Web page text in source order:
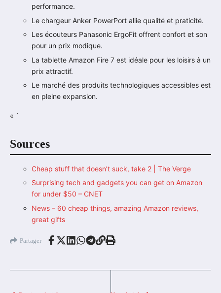
performance.
Le chargeur Anker PowerPort allie qualité et praticité.
Les écouteurs Panasonic ErgoFit offrent confort et son
pour un prix modique.
La tablette Amazon Fire 7 est idéale pour les loisirs à un
prix attractif.
Le marché des produits technologiques accessibles est
en pleine expansion.
« `
Sources
Cheap stuff that doesn’t suck, take 2 | The Verge
Surprising tech and gadgets you can get on Amazon
for under $50 – CNET
News – 60 cheap things, amazing Amazon reviews,
great gifts
Partager